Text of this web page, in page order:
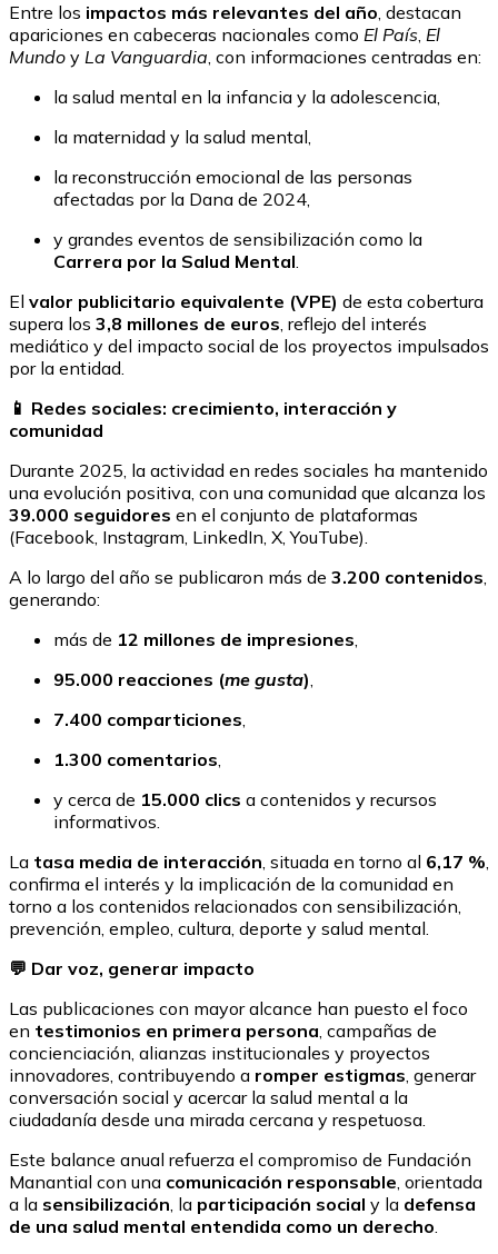
Entre los impactos más relevantes del año, destacan
apariciones en cabeceras nacionales como El País, El
Mundo y La Vanguardia, con informaciones centradas en:
la salud mental en la infancia y la adolescencia,
la maternidad y la salud mental,
la reconstrucción emocional de las personas
afectadas por la Dana de 2024,
y grandes eventos de sensibilización como la
Carrera por la Salud Mental.
El valor publicitario equivalente (VPE) de esta cobertura
supera los 3,8 millones de euros, reflejo del interés
mediático y del impacto social de los proyectos impulsados
por la entidad.
📱 Redes sociales: crecimiento, interacción y
comunidad
Durante 2025, la actividad en redes sociales ha mantenido
una evolución positiva, con una comunidad que alcanza los
39.000 seguidores en el conjunto de plataformas
(Facebook, Instagram, LinkedIn, X, YouTube).
A lo largo del año se publicaron más de 3.200 contenidos,
generando:
más de 12 millones de impresiones,
95.000 reacciones (me gusta),
7.400 comparticiones,
1.300 comentarios,
y cerca de 15.000 clics a contenidos y recursos
informativos.
La tasa media de interacción, situada en torno al 6,17 %,
confirma el interés y la implicación de la comunidad en
torno a los contenidos relacionados con sensibilización,
prevención, empleo, cultura, deporte y salud mental.
💬 Dar voz, generar impacto
Las publicaciones con mayor alcance han puesto el foco
en testimonios en primera persona, campañas de
concienciación, alianzas institucionales y proyectos
innovadores, contribuyendo a romper estigmas, generar
conversación social y acercar la salud mental a la
ciudadanía desde una mirada cercana y respetuosa.
Este balance anual refuerza el compromiso de Fundación
Manantial con una comunicación responsable, orientada
a la sensibilización, la participación social y la defensa
de una salud mental entendida como un derecho.